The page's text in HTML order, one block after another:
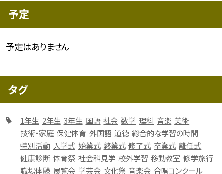
予定
予定はありません
タグ
1年生 2年生 3年生 国語 社会 数学 理科 音楽 美術
技術・家庭 保健体育 外国語 道徳 総合的な学習の時間
特別活動 入学式 始業式 終業式 修了式 卒業式 離任式
健康診断 体育祭 社会科見学 校外学習 移動教室 修学旅行
職場体験 展覧会 学芸会 文化祭 音楽会 合唱コンクール